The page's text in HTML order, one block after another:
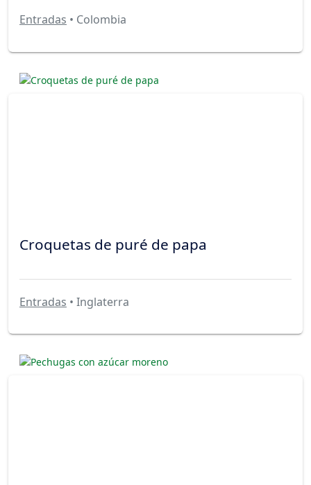
Entradas • Colombia
Croquetas de puré de papa
Entradas • Inglaterra